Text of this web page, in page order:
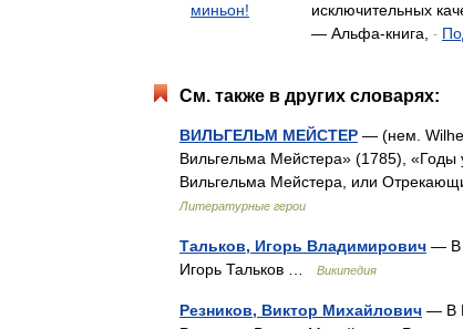
миньон!
исключительных
— Альфа-книга,
-
См. также в других словарях:
ВИЛЬГЕЛЬМ МЕЙСТЕР — (нем.
Вильгельма Мейстера» (1785), «Годы
Вильгельма Мейстера, или
Литературные герои
Тальков, Игорь Владимирович — В
Игорь Тальков …
Википедия
Резников, Виктор Михайлович — В